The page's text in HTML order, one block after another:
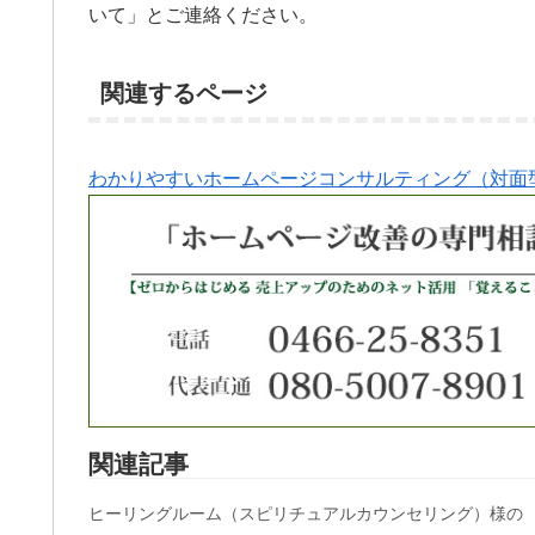
いて」とご連絡ください。
関連するページ
わかりやすいホームページコンサルティング（対面
関連記事
ヒーリングルーム（スピリチュアルカウンセリング）様の